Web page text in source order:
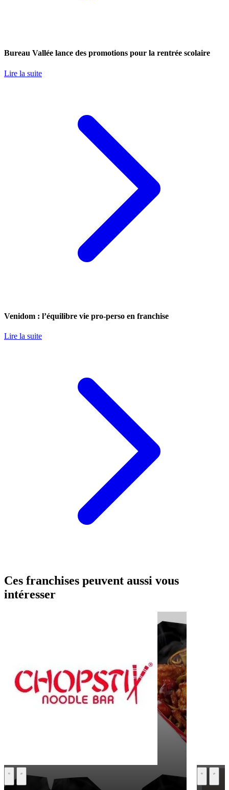
Bureau Vallée lance des promotions pour la rentrée scolaire
Lire la suite
Venidom : l’équilibre vie pro-perso en franchise
Lire la suite
Ces franchises peuvent aussi vous
intéresser